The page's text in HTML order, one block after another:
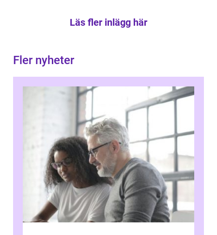
Läs fler inlägg här
Fler nyheter